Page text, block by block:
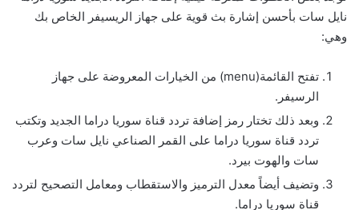
نايل سات بأحسن إشارة بث قوية على جهاز الريسيفر الخاص بك
وهي:
تفتح القائمة(menu) من الخيارات المعروضة على جهاز
الرسيفر.
وبعد ذلك تختار رمز إضافة تردد قناة سوريا دراما الجديد وتكتب
تردد قناة سوريا دراما على القمر الصناعي نايل سات وعرب
سات والهوت بيرد.
وتضيف أيضاً معدل الترميز والاستقطاب ومعامل التصحيح لتردد
قناة سوريا دراما.